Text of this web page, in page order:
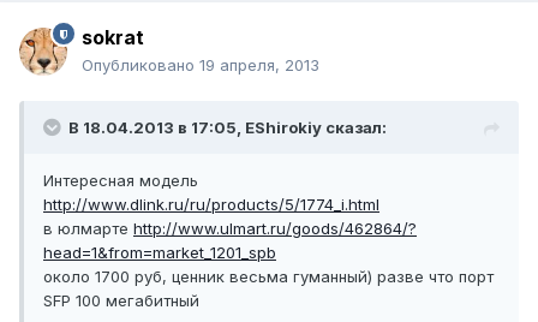
sokrat
Опубликовано 19 апреля, 2013
В 18.04.2013 в 17:05, EShirokiy сказал:
Интересная модель
http://www.dlink.ru/ru/products/5/1774_i.html
в юлмарте http://www.ulmart.ru/goods/462864/?
head=1&from=market_1201_spb
около 1700 руб, ценник весьма гуманный) разве что порт
SFP 100 мегабитный